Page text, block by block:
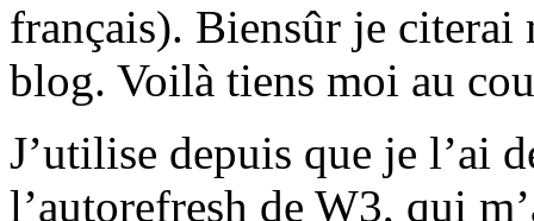
français). Biensûr je citerai
blog. Voilà tiens moi au
J’utilise depuis que je l’ai
l’autorefresh de W3, qui